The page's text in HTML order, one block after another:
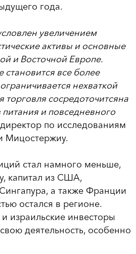
года.
увеличением
активы и основные
и Восточной Европе.
все более
нехваткой
торговля сосредоточитсяна
и повседневного
по исследованиям
Мицостержиу.
стал намного меньше,
капитал из США,
а также Франции
остался в регионе.
израильские инвесторы
деятельность, особенно